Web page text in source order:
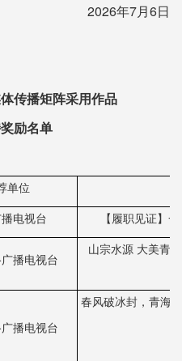
2026年7月6日
传播矩阵采用作品
励名单
单位
电视台 【履职见证】
播电视台
山宗水源 大美青海
播电视台
春风破冰封，青海